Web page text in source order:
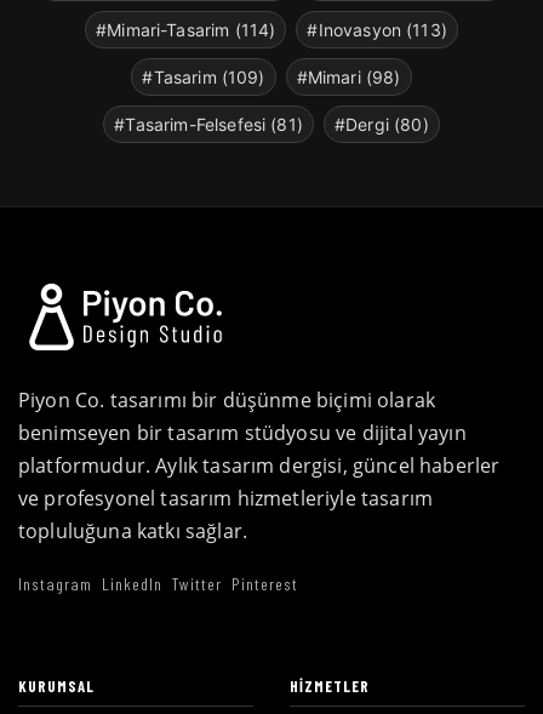
#Mimari-Tasarim (114) #Inovasyon (113)
#Tasarim (109) #Mimari (98)
#Tasarim-Felsefesi (81) #Dergi (80)
Piyon Co. tasarımı bir düşünme biçimi olarak
benimseyen bir tasarım stüdyosu ve dijital yayın
platformudur. Aylık tasarım dergisi, güncel haberler
ve profesyonel tasarım hizmetleriyle tasarım
topluluğuna katkı sağlar.
Instagram LinkedIn Twitter Pinterest
KURUMSAL HIZMETLER